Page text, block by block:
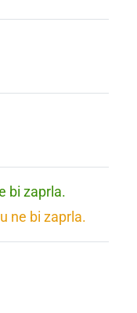
bi zaprla.
ne bi zaprla.